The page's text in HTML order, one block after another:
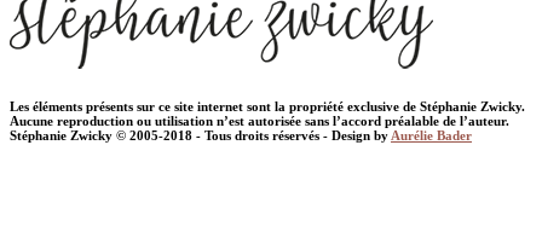
Les éléments présents sur ce site internet sont la propriété exclusive de Stéphanie Zwicky.
Aucune reproduction ou utilisation n’est autorisée sans l’accord préalable de l’auteur.
Stéphanie Zwicky © 2005-2018 - Tous droits réservés - Design by Aurélie Bader